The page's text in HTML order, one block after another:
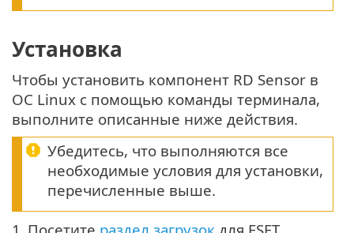
Установка
Чтобы установить компонент RD Sensor в
ОС Linux с помощью команды терминала,
выполните описанные ниже действия.
Убедитесь, что выполняются все
необходимые условия для установки,
перечисленные выше.